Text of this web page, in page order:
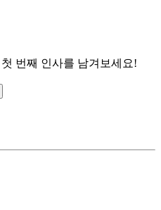
첫 번째 인사를 남겨보세요!